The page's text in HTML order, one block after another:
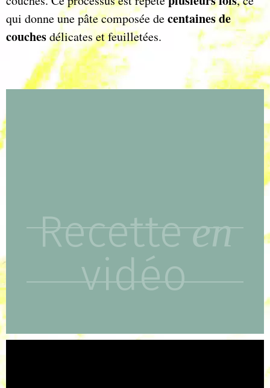
qui donne une pâte composée decentaines de
couchesdélicates et feuilletées.
Recetteen
vidéo